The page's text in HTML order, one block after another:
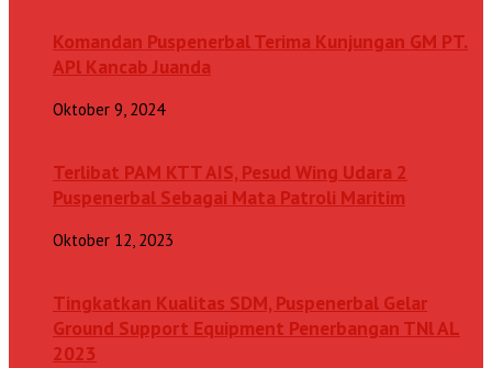
Komandan Puspenerbal Terima Kunjungan GM PT.
APl Kancab Juanda
Oktober 9, 2024
Terlibat PAM KTT AIS, Pesud Wing Udara 2
Puspenerbal Sebagai Mata Patroli Maritim
Oktober 12, 2023
Tingkatkan Kualitas SDM, Puspenerbal Gelar
Ground Support Equipment Penerbangan TNl AL
2023